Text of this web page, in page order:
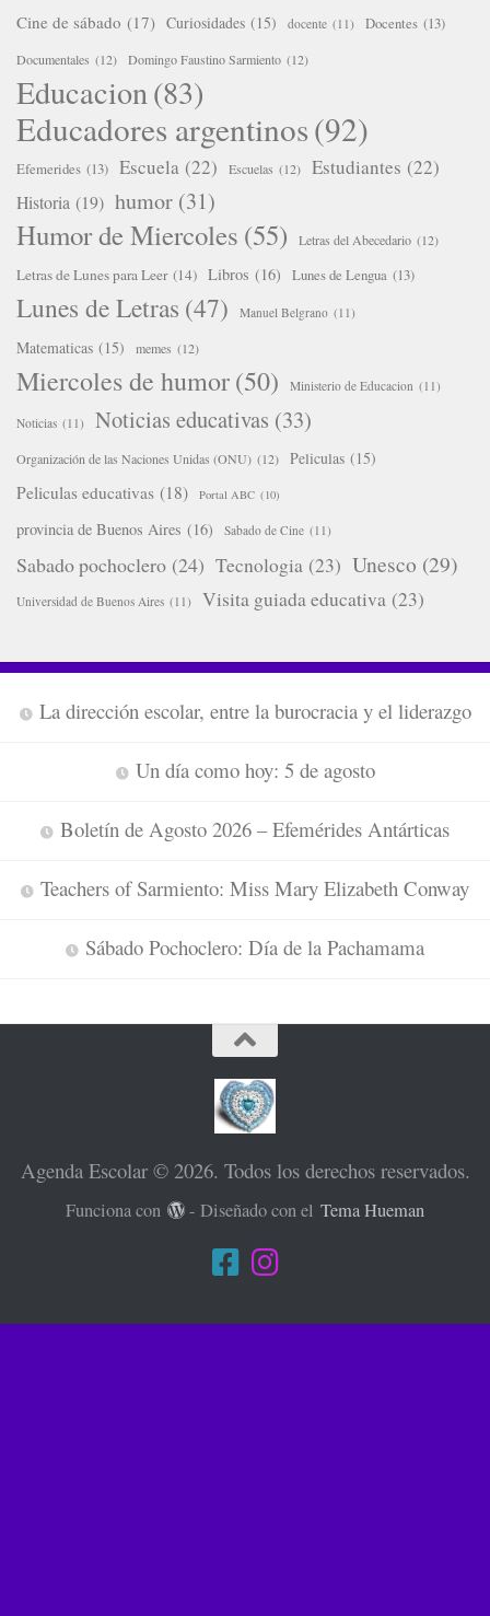
Cine de sábado (17) Curiosidades (15) docente (11) Docentes (13)
Documentales (12) Domingo Faustino Sarmiento (12)
Educacion (83)
Educadores argentinos(92)
Efemerides (13) Escuela (22) Escuelas (12) Estudiantes (22)
Historia (19) humor (31)
Humor de Miercoles (55) Letras del Abecedario (12)
Letras de Lunes para Leer (14) Libros (16) Lunes de Lengua (13)
Lunes de Letras (47) Manuel Belgrano (11)
Matematicas (15) memes (12)
Miercoles de humor(50) Ministerio de Educacion (11)
Noticias (11) Noticias educativas (33)
Organización de las Naciones Unidas (ONU) (12) Peliculas (15)
Peliculas educativas (18) Portal ABC (10)
provincia de Buenos Aires (16) Sabado de Cine (11)
Sabado pochoclero (24) Tecnologia (23) Unesco (29)
Universidad de Buenos Aires (11) Visita guiada educativa (23)
La dirección escolar, entre la burocracia y el liderazgo
Un día como hoy: 5 de agosto
Boletín de Agosto 2026 – Efemérides Antárticas
Teachers of Sarmiento: Miss Mary Elizabeth Conway
Sábado Pochoclero: Día de la Pachamama
Agenda Escolar © 2026. Todos los derechos reservados.
Funciona con - Diseñado con elTema Hueman